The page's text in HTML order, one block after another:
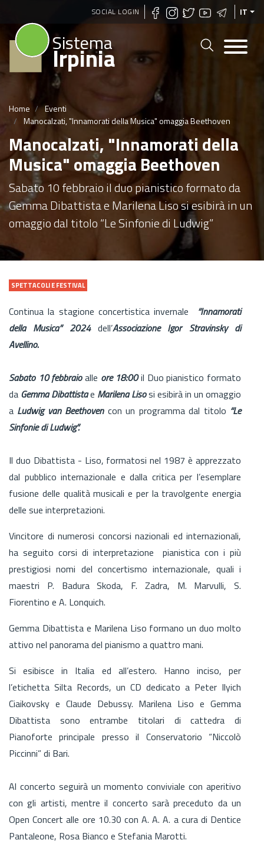
Salta
al
principale
SOCIAL LOGIN IT
Sistema
Irpinia
Home
Eventi
Manocalzati, "Innamorati della Musica" omaggia Beethoven
Manocalzati, "Innamorati della
Musica" omaggia Beethoven
Sabato 10 febbraio il duo pianistico formato da
Gemma Dibattista e Marilena Liso si esibirà in un
omaggio dal titolo “Le Sinfonie di Ludwig”
SPETTACOLI E FESTIVAL
Continua la stagione concertistica invernale “Innamorati
della Musica” 2024 dell’Associazione Igor Stravinsky di
Avellino.
Sabato 10 febbraioalle ore 18:00il Duo pianistico formato
da Gemma Dibattistae Marilena Lisosi esibirà in un omaggio
a Ludwig van Beethoven con un programma dal titolo “Le
Sinfonie di Ludwig”.
Il duo Dibattista - Liso, formatosi nel 1987 è apprezzato
dal pubblico internazionale e dalla critica per l’esemplare
fusione delle qualità musicali e per la travolgente energia
delle sue interpretazioni.
Vincitore di numerosi concorsi nazionali ed internazionali,
ha seguito corsi di interpretazione pianistica con i più
prestigiosi nomi del concertismo internazionale, quali i
maestri P. Badura Skoda, F. Zadra, M. Marvulli, S.
Fiorentino e A. Lonquich.
Gemma Dibattista e Marilena Liso formano un duo molto
attivo nel panorama del pianismo a quattro mani.
Si esibisce in Italia ed all’estero. Hanno inciso, per
l’etichetta Silta Records, un CD dedicato a Peter Ilyich
Ciaikovsky e Claude Debussy. Marilena Liso e Gemma
Dibattista sono entrambe titolari di cattedra di
Pianoforte principale presso il Conservatorio “Niccolò
Piccinni” di Bari.
Al concerto seguirà un momento conviviale con aperitivo
con gli artisti, mentre il concerto sarà preceduto da un
Open Concert alle ore 10.30 con A. A. A. a cura di Dentice
Pantaleone, Rosa Bianco e Stefania Marotti.